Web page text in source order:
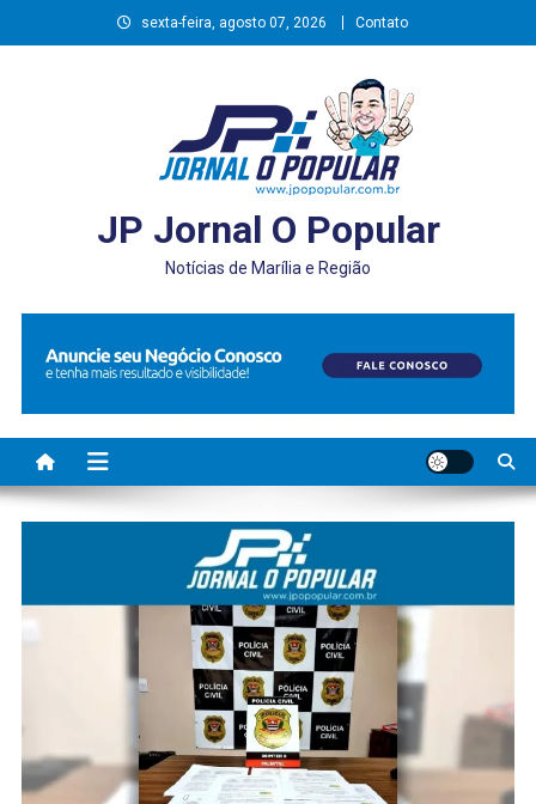
to
sexta-feira, agosto 07, 2026 Contato
JP Jornal O Popular
Notícias de Marília e Região